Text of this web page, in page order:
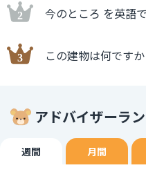
今のところ を英語
この建物は何です
アドバイザーラ
週間 月間